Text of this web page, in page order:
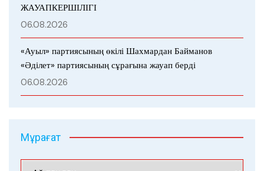
ЖАУАПКЕРШІЛІГІ
06.08.2026
«Ауыл» партиясының өкілі Шахмардан Байманов
«Әділет» партиясының сұрағына жауап берді
06.08.2026
Мұрағат